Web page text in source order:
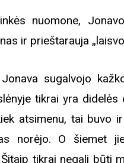
nuomone,
ir prieštarauja
Jonava sugalvojo
tikrai yra
atsimenu, tai buvo
norėjo. O šiemet
Šitaip tikrai negali būti